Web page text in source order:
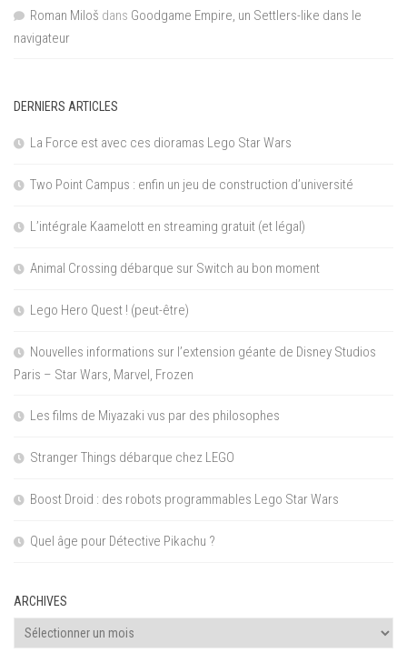
Roman Miloš dans Goodgame Empire, un Settlers-like dans le
navigateur
DERNIERS ARTICLES
La Force est avec ces dioramas Lego Star Wars
Two Point Campus : enfin un jeu de construction d’université
L’intégrale Kaamelott en streaming gratuit (et légal)
Animal Crossing débarque sur Switch au bon moment
Lego Hero Quest ! (peut-être)
Nouvelles informations sur l’extension géante de Disney Studios
Paris – Star Wars, Marvel, Frozen
Les films de Miyazaki vus par des philosophes
Stranger Things débarque chez LEGO
Boost Droid : des robots programmables Lego Star Wars
Quel âge pour Détective Pikachu ?
ARCHIVES
Archives